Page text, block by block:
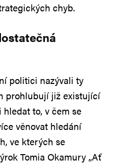
chyb.
politici nazývali ty
prohlubují již existující
to, v čem se
věnovat hledání
ve kterých se
Tomia Okamury „Ať